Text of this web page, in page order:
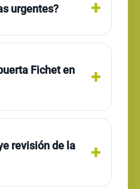
urgentes?
Fichet en
revisión de la